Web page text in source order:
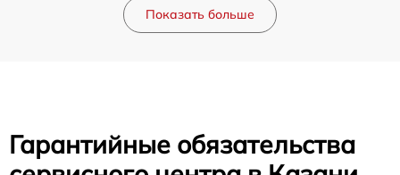
Показать больше
Гарантийные обязательства